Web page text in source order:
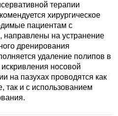
терапии
хирургическое
пациентам с
направлены на устранение
дренирования
удаление полипов в
носовой
на пазухах проводятся как
так и с использованием